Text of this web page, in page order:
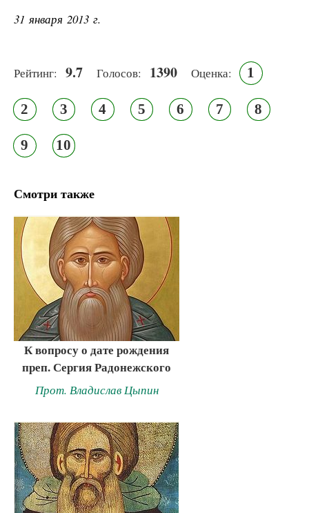
31 января 2013 г.
Рейтинг: 9.7 Голосов: 1390 Оценка: 1
2 3 4 5 6 7 8
9 10
Смотри также
К вопросу о дате рождения
преп. Сергия Радонежского
Прот. Владислав Цыпин